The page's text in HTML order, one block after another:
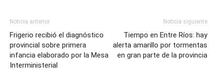
Noticia anterior
Frigerio recibió el diagnóstico
provincial sobre primera
infancia elaborado por la Mesa
Interministerial
Noticia siguiente
Tiempo en Entre Ríos: hay
alerta amarillo por tormentas
en gran parte de la provincia